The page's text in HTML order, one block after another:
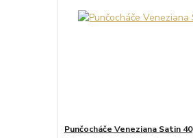
Punčocháče Veneziana Satin 40